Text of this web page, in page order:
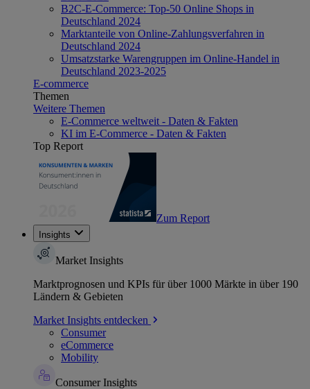
B2C-E-Commerce: Top-50 Online Shops in
Deutschland 2024
Marktanteile von Online-Zahlungsverfahren in
Deutschland 2024
Umsatzstarke Warengruppen im Online-Handel in
Deutschland 2023-2025
E-commerce
Themen
Weitere Themen
E-Commerce weltweit - Daten & Fakten
KI im E-Commerce - Daten & Fakten
Top Report
Zum Report
Insights
Market Insights
Marktprognosen und KPIs für über 1000 Märkte in über 190
Ländern & Gebieten
Market Insights entdecken
Consumer
eCommerce
Mobility
Consumer Insights